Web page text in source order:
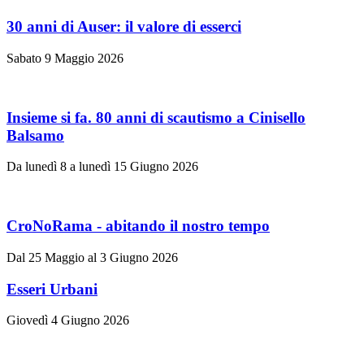
30 anni di Auser: il valore di esserci
Sabato 9 Maggio 2026
Insieme si fa. 80 anni di scautismo a Cinisello
Balsamo
Da lunedì 8 a lunedì 15 Giugno 2026
CroNoRama - abitando il nostro tempo
Dal 25 Maggio al 3 Giugno 2026
Esseri Urbani
Giovedì 4 Giugno 2026